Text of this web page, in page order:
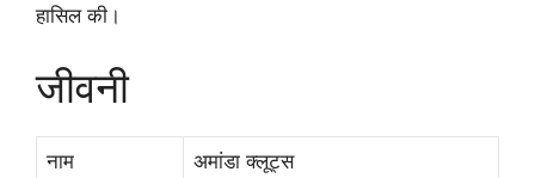
हासिल की।
जीवनी
नाम अमांडा क्लूट्स